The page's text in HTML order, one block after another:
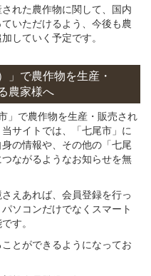
れた農作物に関して、国内
いただけるよう、今後も農
していく予定です。
」 で農作物を生産・
農家様へ
」で農作物を生産・販売され
サイトでは、「七尾市」に
の情報や、その他の「七尾
ながるようなお知らせを無
えあれば、会員登録を行っ
ソコンだけでなくスマート
す。
とができるようになってお